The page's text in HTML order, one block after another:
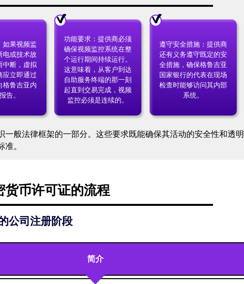
如果视频监
电或技术故
中断，虚拟
应立即通过
格鲁吉亚内
告。
功能要求：提供商必须
确保视频监控系统在整
个运行期间持续运行。
这意味着，从客户到达
自助服务终端的那一刻
起直到交易完成，视频
监控必须是连续的。
遵守安全措施：提供商
还有义务遵守既定的安
全措施，确保格鲁吉亚
国家银行的代表在现场
检查时能够访问其内部
系统。
般法律框架的一部分。这些要求既能确保其活动的安全性和透明
。
币许可证的流程
公司注册阶段
简介